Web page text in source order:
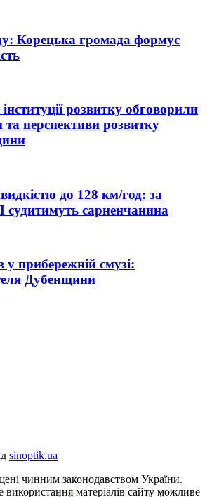
Корецька громада формує
розвитку обговорили
та перспективи розвитку
до 128 км/год: за
сарненчанина
у прибережній смузі:
Дубенщини
sinoptik.ua
чинним законодавством України.
використання матеріалів сайту можливе